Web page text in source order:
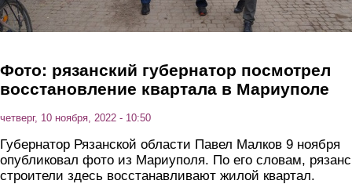
Фото: рязанский губернатор посмотрел
восстановление квартала в Мариуполе
четверг, 10 ноября, 2022 - 10:50
Губернатор Рязанской области Павел Малков 9 ноября
опубликовал фото из Мариуполя. По его словам,
строители здесь восстанавливают жилой квартал.